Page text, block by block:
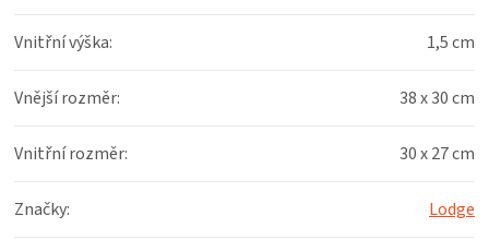
Vnitřní výška: 1,5 cm
Vnější rozměr: 38 x 30 cm
Vnitřní rozměr: 30 x 27 cm
Značky: Lodge